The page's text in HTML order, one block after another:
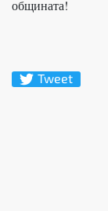
общината!
Tweet